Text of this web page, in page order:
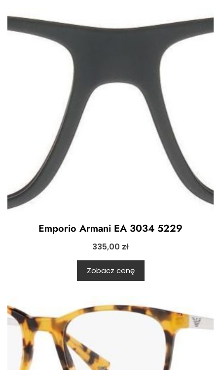
Emporio Armani EA 3034 5229
335,00 zł
Zobacz cenę